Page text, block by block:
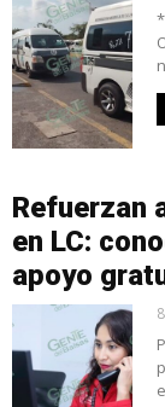
Refuerzan
en LC:
apoyo